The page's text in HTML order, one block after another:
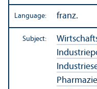
Language: franz.
Subject:
Pharmazie